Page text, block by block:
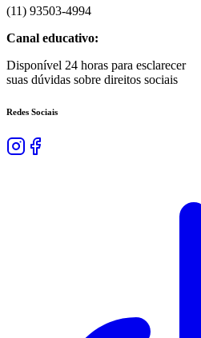
(11) 93503-4994
Canal educativo:
Disponível 24 horas para esclarecer
suas dúvidas sobre direitos sociais
Redes Sociais